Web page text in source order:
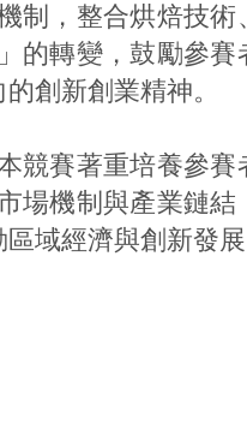
，整合烘焙技術
的轉變，鼓勵參
創新創業精神。
賽著重培養參賽
場機制與產業鏈
域經濟與創新發展